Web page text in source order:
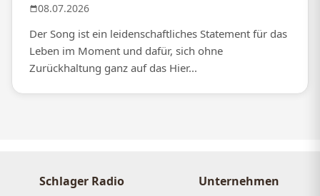
08.07.2026
Der Song ist ein leidenschaftliches Statement für das
Leben im Moment und dafür, sich ohne
Zurückhaltung ganz auf das Hier...
Schlager Radio Unternehmen